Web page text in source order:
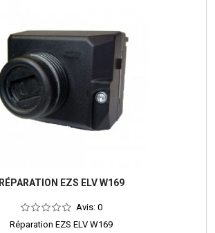
RÉPARATION EZS ELV W169
Avis: 0
Réparation EZS ELV W169